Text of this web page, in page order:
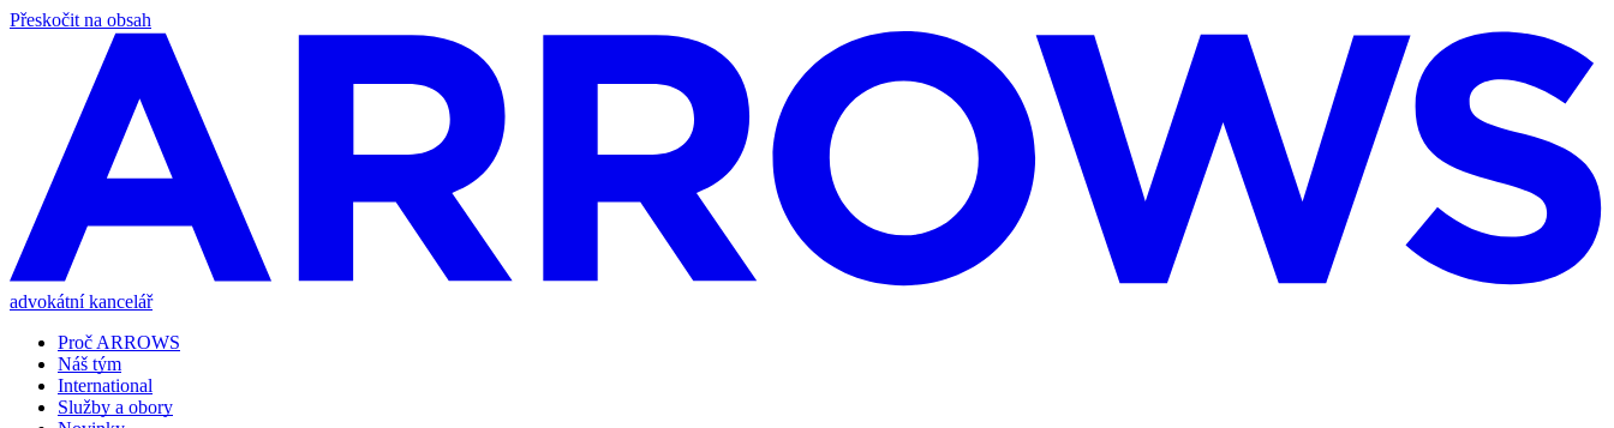
Přeskočit na obsah
advokátní kancelář
Proč ARROWS
Náš tým
International
Služby a obory